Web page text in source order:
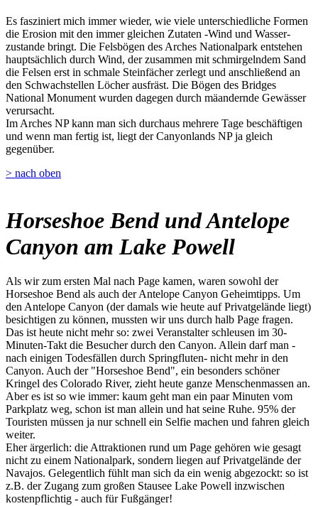
Es fasziniert mich immer wieder, wie viele unterschiedliche Formen
die Erosion mit den immer gleichen Zutaten -Wind und Wasser-
zustande bringt. Die Felsbögen des Arches Nationalpark entstehen
hauptsächlich durch Wind, der zusammen mit schmirgelndem Sand
die Felsen erst in schmale Steinfächer zerlegt und anschließend an
den Schwachstellen Löcher ausfräst. Die Bögen des Bridges
National Monument wurden dagegen durch mäandernde Gewässer
verursacht.
Im Arches NP kann man sich durchaus mehrere Tage beschäftigen
und wenn man fertig ist, liegt der Canyonlands NP ja gleich
gegenüber.
> nach oben
Horseshoe Bend und Antelope
Canyon am Lake Powell
Als wir zum ersten Mal nach Page kamen, waren sowohl der
Horseshoe Bend als auch der Antelope Canyon Geheimtipps. Um
den Antelope Canyon (der damals wie heute auf Privatgelände liegt)
besichtigen zu können, mussten wir uns durch halb Page fragen.
Das ist heute nicht mehr so: zwei Veranstalter schleusen im 30-
Minuten-Takt die Besucher durch den Canyon. Allein darf man -
nach einigen Todesfällen durch Springfluten- nicht mehr in den
Canyon. Auch der "Horseshoe Bend", ein besonders schöner
Kringel des Colorado River, zieht heute ganze Menschenmassen an.
Aber es ist so wie immer: kaum geht man ein paar Minuten vom
Parkplatz weg, schon ist man allein und hat seine Ruhe. 95% der
Touristen müssen ja nur schnell ein Selfie machen und fahren gleich
weiter.
Eher ärgerlich: die Attraktionen rund um Page gehören wie gesagt
nicht zu einem Nationalpark, sondern liegen auf Privatgelände der
Navajos. Gelegentlich fühlt man sich da ein wenig abgezockt: so ist
z.B. der Zugang zum großen Stausee Lake Powell inzwischen
kostenpflichtig - auch für Fußgänger!